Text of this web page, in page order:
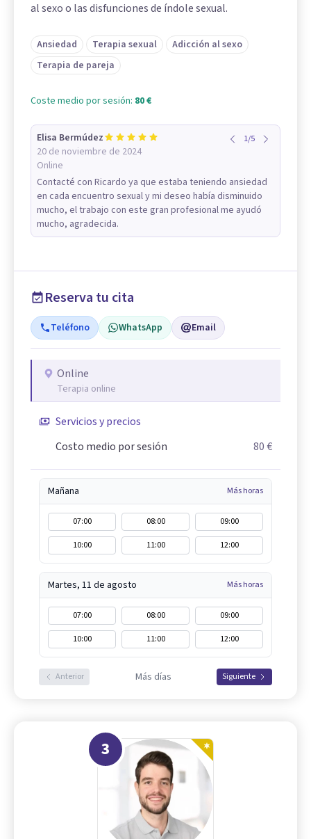
al sexo o las disfunciones de índole sexual.
Ansiedad Terapia sexual
Adicción al sexo
Terapia de pareja
Coste medio por sesión: 80 €
Elisa Bermúdez
20 de noviembre de 2024
Online
1/5
Contacté con Ricardo ya que estaba teniendo ansiedad
en cada encuentro sexual y mi deseo había disminuido
mucho, el trabajo con este gran profesional me ayudó
mucho, agradecida.
Reserva tu cita
Teléfono WhatsApp Email
Online
Terapia online
Servicios y precios
Costo medio por sesión
80 €
Mañana Más horas
07:00 08:00
09:00
10:00
11:00 12:00
Martes, 11 de agosto Más horas
07:00 08:00
09:00
10:00
11:00 12:00
Anterior Más días Siguiente
3